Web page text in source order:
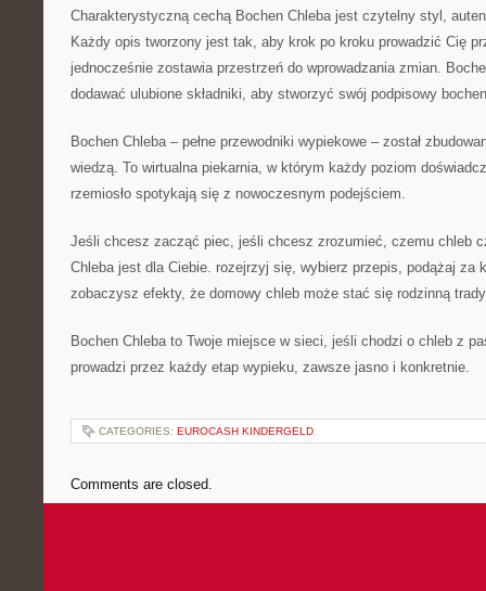
Charakterystyczną cechą Bochen Chleba jest czytelny styl,
Każdy opis tworzony jest tak, aby krok po kroku prowadzić Cię
jednocześnie zostawia przestrzeń do wprowadzania zmian.
dodawać ulubione składniki, aby stworzyć swój podpisowy
Bochen Chleba – pełne przewodniki wypiekowe – został
wiedzą. To wirtualna piekarnia, w którym każdy poziom
rzemiosło spotykają się z nowoczesnym podejściem.
Jeśli chcesz zacząć piec, jeśli chcesz zrozumieć, czemu chleb
Chleba jest dla Ciebie. rozejrzyj się, wybierz przepis, podążaj za
zobaczysz efekty, że domowy chleb może stać się rodzinną
Bochen Chleba to Twoje miejsce w sieci, jeśli chodzi o chleb z
prowadzi przez każdy etap wypieku, zawsze jasno i konkretnie.
CATEGORIES: EUROCASH KINDERGELD
Comments are closed.